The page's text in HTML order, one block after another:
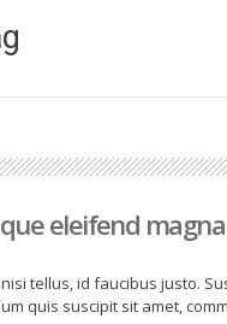
eleifend magna
tellus, id faucibus justo.
quis suscipit sit amet,